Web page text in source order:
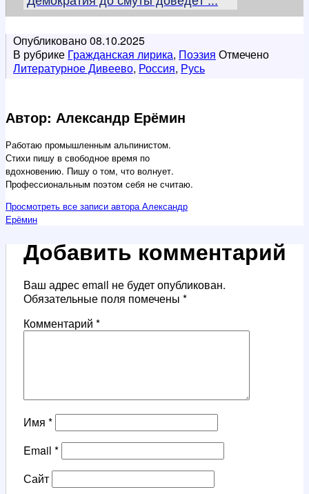
Опубликовано08.10.2025
В рубрике Гражданская лирика, Поэзия Отмечено
Литературное Дивеево, Россия, Русь
Автор: Александр Ерёмин
Работаю промышленным альпинистом.
Стихи пишу в свободное время по
вдохновению. Пишу о том, что волнует.
Профессиональным поэтом себя не считаю.
Просмотреть все записи автора Александр
Ерёмин
Добавить комментарий
Ваш адрес email не будет опубликован.
Обязательные поля помечены *
Комментарий *
Имя *
Email *
Сайт